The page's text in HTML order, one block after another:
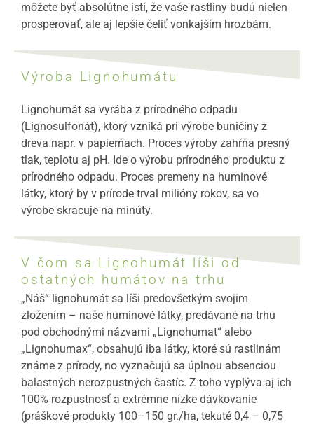
môžete byť absolútne istí, že vaše rastliny budú nielen
prosperovať, ale aj lepšie čeliť vonkajším hrozbám.
Výroba Lignohumátu
Lignohumát sa vyrába z prírodného odpadu
(Lignosulfonát), ktorý vzniká pri výrobe buničiny z
dreva napr. v papierňach. Proces výroby zahŕňa presný
tlak, teplotu aj pH. Ide o výrobu prírodného produktu z
prírodného odpadu. Proces premeny na huminové
látky, ktorý by v prírode trval milióny rokov, sa vo
výrobe skracuje na minúty.
V čom sa Lignohumát líši od
ostatných humátov na trhu
„Náš“ lignohumát sa líši predovšetkým svojim
zložením – naše huminové látky, predávané na trhu
pod obchodnými názvami „Lignohumat“ alebo
„Lignohumax“, obsahujú iba látky, ktoré sú rastlinám
známe z prírody, no vyznačujú sa úplnou absenciou
balastných nerozpustných častíc. Z toho vyplýva aj ich
100% rozpustnosť a extrémne nízke dávkovanie
(práškové produkty 100–150 gr./ha, tekuté 0,4 – 0,75